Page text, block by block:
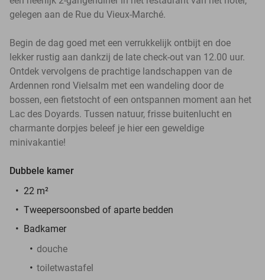
gelegen aan de Rue du Vieux-Marché.
Begin de dag goed met een verrukkelijk ontbijt en doe
lekker rustig aan dankzij de late check-out van 12.00 uur.
Ontdek vervolgens de prachtige landschappen van de
Ardennen rond Vielsalm met een wandeling door de
bossen, een fietstocht of een ontspannen moment aan het
Lac des Doyards. Tussen natuur, frisse buitenlucht en
charmante dorpjes beleef je hier een geweldige
minivakantie!
Dubbele kamer
22 m²
Tweepersoonsbed of aparte bedden
Badkamer
douche
toiletwastafel